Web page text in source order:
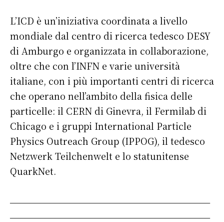
L’ICD è un’iniziativa coordinata a livello
mondiale dal centro di ricerca tedesco DESY
di Amburgo e organizzata in collaborazione,
oltre che con l’INFN e varie università
italiane, con i più importanti centri di ricerca
che operano nell’ambito della fisica delle
particelle: il CERN di Ginevra, il Fermilab di
Chicago e i gruppi International Particle
Physics Outreach Group (IPPOG), il tedesco
Netzwerk Teilchenwelt e lo statunitense
QuarkNet.